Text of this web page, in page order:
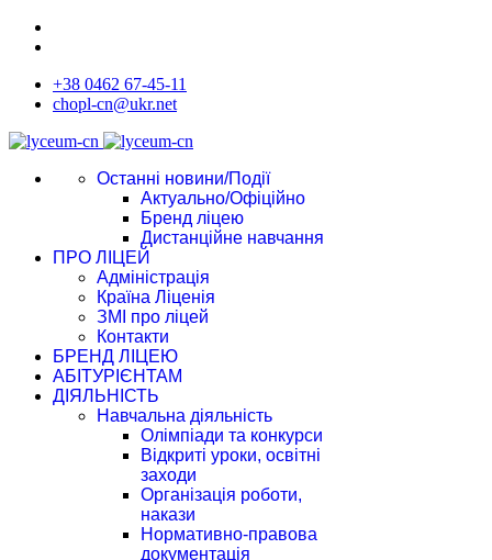
+38 0462 67-45-11
chopl-cn@ukr.net
Останні новини/Події
Актуально/Офіційно
Бренд ліцею
Дистанційне навчання
ПРО ЛІЦЕЙ
Адміністрація
Країна Ліценія
ЗМІ про ліцей
Контакти
БРЕНД ЛІЦЕЮ
АБІТУРІЄНТАМ
ДІЯЛЬНІСТЬ
Навчальна діяльність
Олімпіади та конкурси
Відкриті уроки, освітні
заходи
Організація роботи,
накази
Нормативно-правова
документація